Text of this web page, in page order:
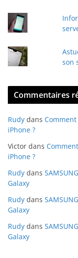
son
Commentaires
Rudy dans
iPhone ?
Victor dans
iPhone ?
Rudy dans
Galaxy
Rudy dans
Galaxy
Rudy dans
Galaxy